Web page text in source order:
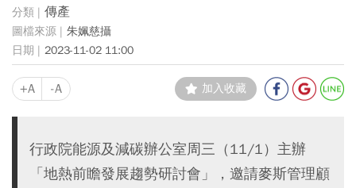
傳產
朱姵慈攝
2023-11-02 11:00
+A -A 加入收藏
行政院能源及減碳辦公室周三（11/1）主辦
「地熱前瞻發展趨勢研討會」，邀請麥斯管理顧